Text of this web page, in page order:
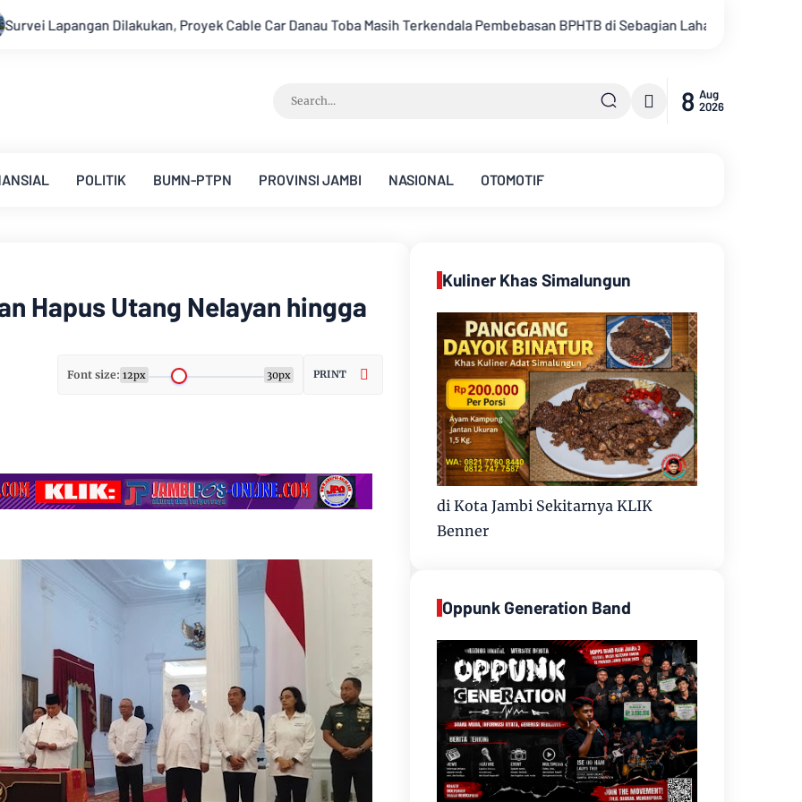
Car Danau Toba Masih Terkendala Pembebasan BPHTB di Sebagian Lahan Kemarau Memuncak, Debit Sungai
8 Aug
2026
POLITIK BUMN-PTPN PROVINSI JAMBI NASIONAL OTOMOTIF
Hapus Utang Nelayan hingga
Font size: 12px 30px PRINT
Kuliner Khas Simalungun
di Kota Jambi Sekitarnya KLIK
Benner
Oppunk Generation Band